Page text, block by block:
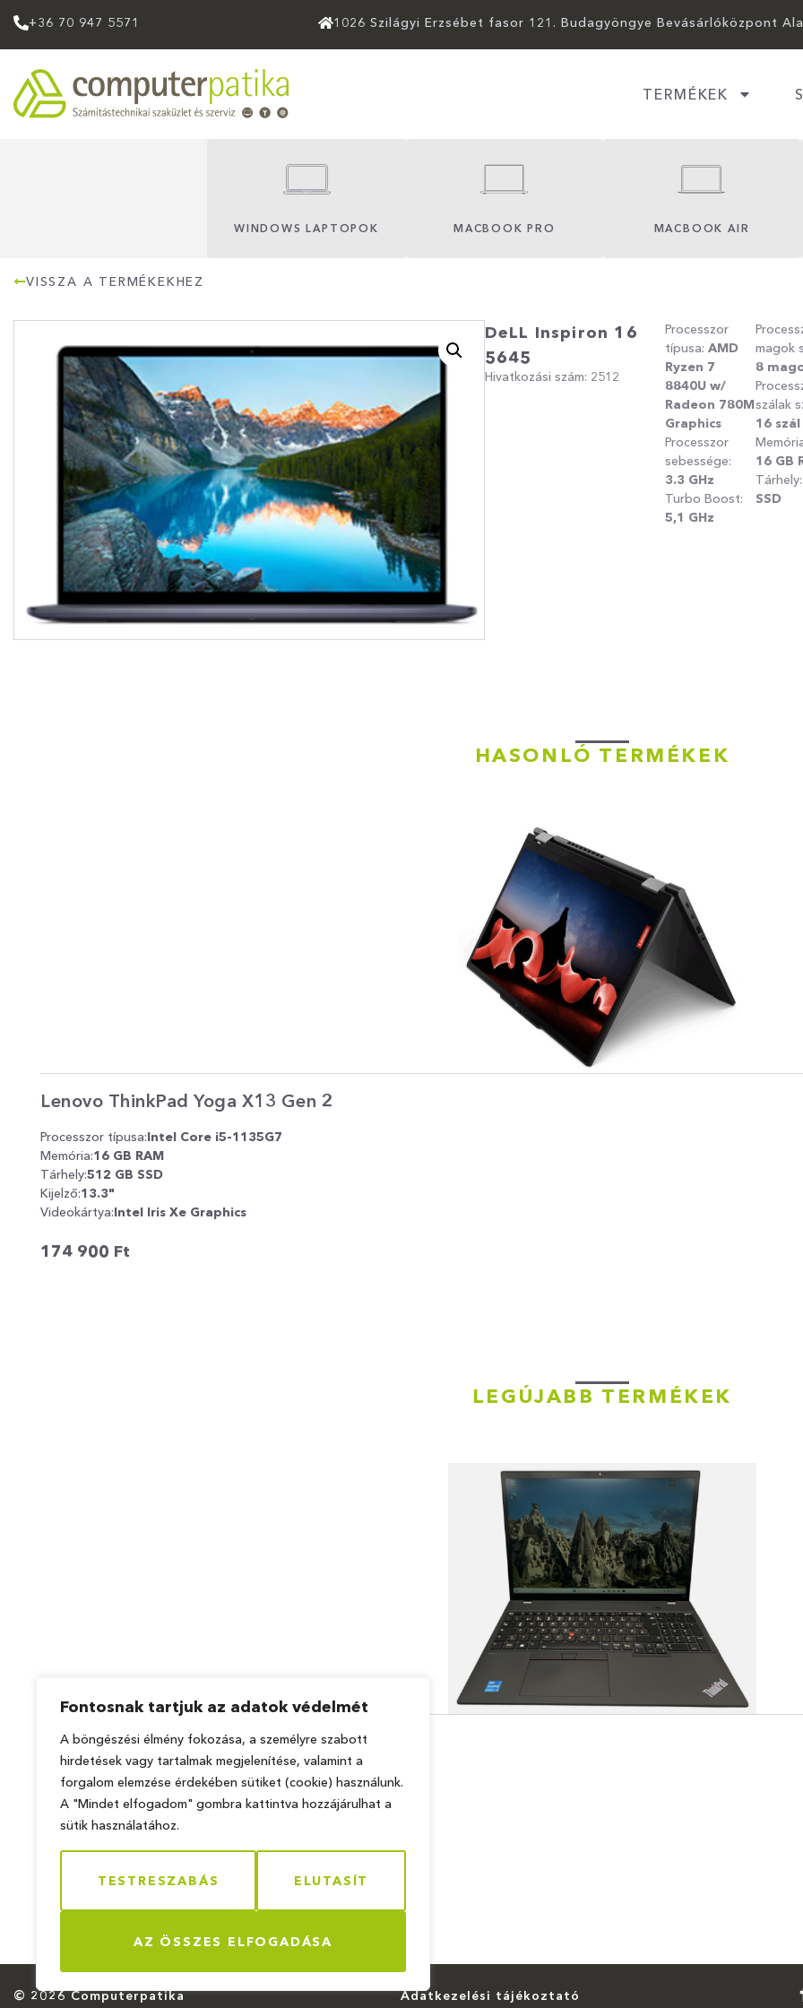
Fontosnak tartjuk az adatok védelmét
A böngészési élmény fokozása, a személyre szabott
hirdetések vagy tartalmak megjelenítése, valamint a
forgalom elemzése érdekében sütiket (cookie) használunk.
A "Mindet elfogadom" gombra kattintva hozzájárulhat a
sütik használatához.
TESTRESZABÁS ELUTASÍT
AZ ÖSSZES ELFOGADÁSA
+36 70 947 5571 1026 Szilágyi Erzsébet fasor 121. Budagyöngye Bevásárlóközpont
TERMÉKEK
WINDOWS LAPTOPOK MACBOOK PRO MACBOOK AIR
VISSZA A TERMÉKEKHEZ
DeLL Inspiron 16
5645
Hivatkozási szám: 2512
Processzor
típusa: AMD
Ryzen 7
8840U w/
Radeon 780M
Graphics
Processzor
sebessége:
3.3 GHz
Turbo Boost:
5,1 GHz
magok
8
szálak
16 szál
16GB
Tárhely:
SSD
HASONLÓ TERMÉKEK
Lenovo ThinkPad Yoga X13 Gen 2
Processzor típusa:Intel Core i5-1135G7
Memória:16 GB RAM
Tárhely:512 GB SSD
Kijelző:13.3"
Videokártya:Intel Iris Xe Graphics
174 900 Ft
LEGÚJABB TERMÉKEK
Lenovo ThinkPad T16 Gen1
Processzor típusa:Intel Core i7-1255U
Memória:
16 GB RAM
512 GB SSD
Kijelző:16.1"
Videokártya:Intel UHD Graphics
© 2026 Computerpatika Adatkezelési tájékoztató